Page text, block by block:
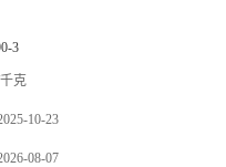
3
克
10-23
08-07